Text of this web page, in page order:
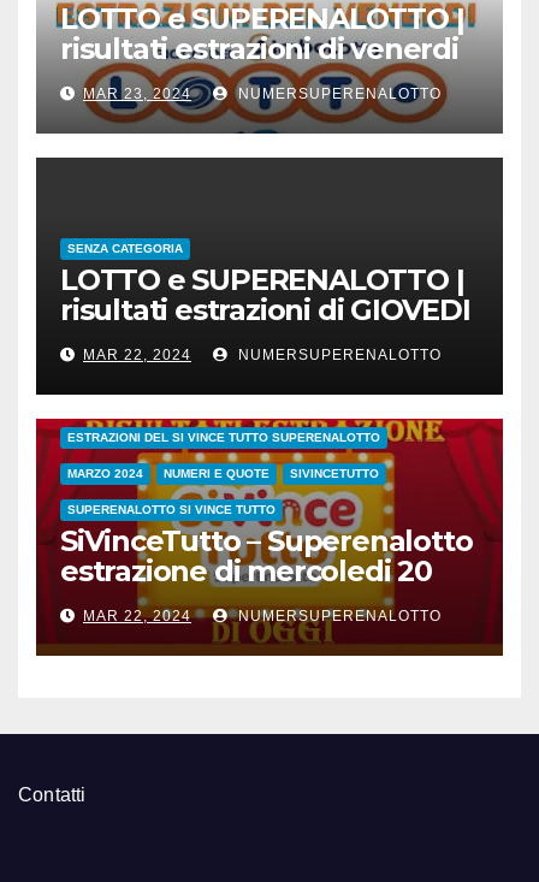
LOTTO e SUPERENALOTTO |
risultati estrazioni di venerdi
22 marzo 2024
MAR 23, 2024 NUMERSUPERENALOTTO
SENZA CATEGORIA
LOTTO e SUPERENALOTTO |
risultati estrazioni di GIOVEDI
21 marzo 2024
MAR 22, 2024 NUMERSUPERENALOTTO
CONC.212 MERCOLEDI 20 MARZO 2024
ESTRAZIONI DEL SI VINCE TUTTO SUPERENALOTTO
MARZO 2024 NUMERI E QUOTE SIVINCETUTTO
SUPERENALOTTO SI VINCE TUTTO
SiVinceTutto – Superenalotto
estrazione di mercoledi 20
marzo 2024 numeri vincenti
e quote
MAR 22, 2024 NUMERSUPERENALOTTO
Contatti